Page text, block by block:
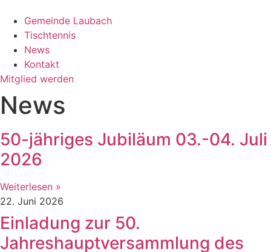
Gemeinde Laubach
Tischtennis
News
Kontakt
Mitglied werden
News
50-jähriges Jubiläum 03.-04. Juli
2026
Weiterlesen »
22. Juni 2026
Einladung zur 50.
Jahreshauptversammlung des